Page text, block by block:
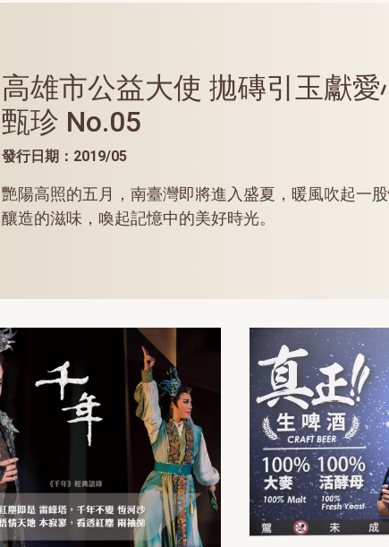
高雄市公益大使 拋磚引玉獻愛
甄珍 No.05
發行日期：2019/05
艷陽高照的五月，南臺灣即將進入盛夏，暖風吹起一
釀造的滋味，喚起記憶中的美好時光。